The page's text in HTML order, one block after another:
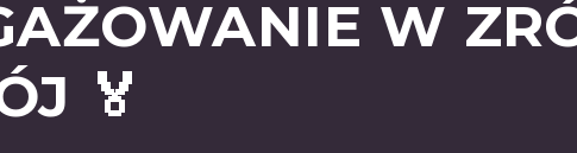
W
🏅